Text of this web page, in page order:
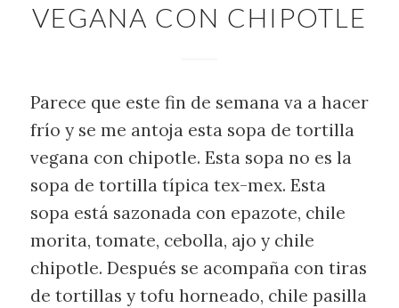
VEGANA CON CHIPOTLE
Parece que este fin de semana va a hacer
frío y se me antoja esta sopa de tortilla
vegana con chipotle. Esta sopa no es la
sopa de tortilla típica tex-mex. Esta
sopa está sazonada con epazote, chile
morita, tomate, cebolla, ajo y chile
chipotle. Después se acompaña con tiras
de tortillas y tofu horneado, chile pasilla